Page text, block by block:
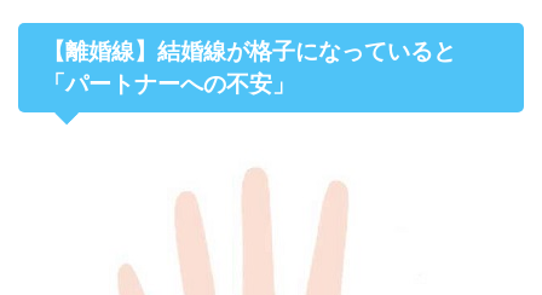
【離婚線】結婚線が格子になっていると
「パートナーへの不安」